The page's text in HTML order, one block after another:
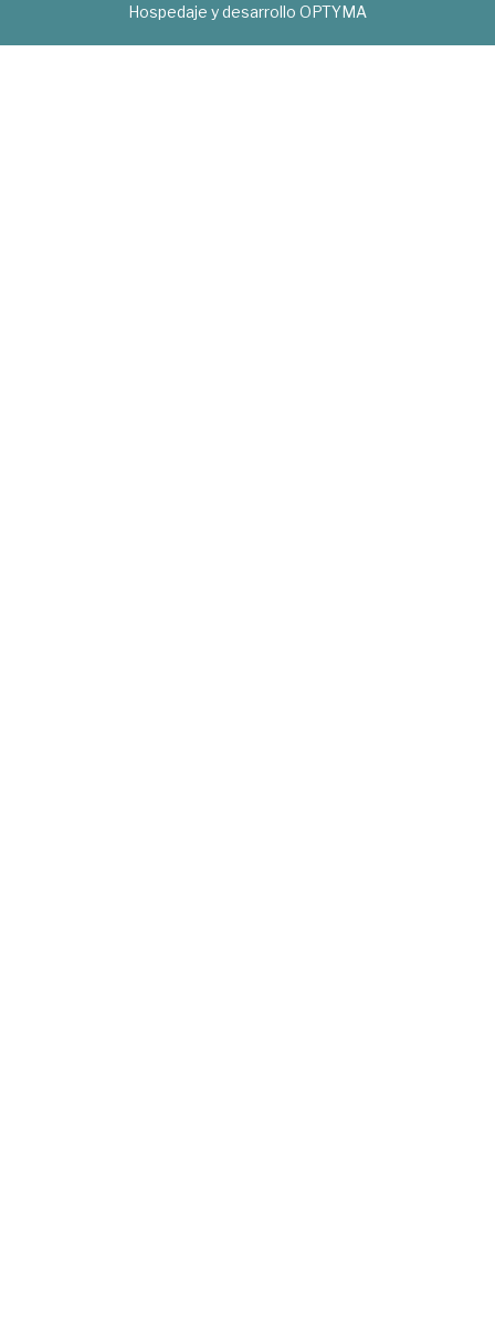
Hospedaje y desarrollo OPTYMA